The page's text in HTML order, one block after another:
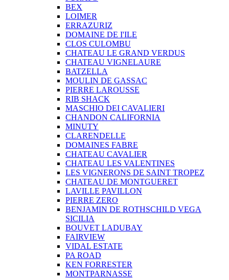
BEX
LOIMER
ERRAZURIZ
DOMAINE DE I'ILE
CLOS CULOMBU
CHATEAU LE GRAND VERDUS
CHATEAU VIGNELAURE
BATZELLA
MOULIN DE GASSAC
PIERRE LAROUSSE
RIB SHACK
MASCHIO DEI CAVALIERI
CHANDON CALIFORNIA
MINUTY
CLARENDELLE
DOMAINES FABRE
CHATEAU CAVALIER
CHATEAU LES VALENTINES
LES VIGNERONS DE SAINT TROPEZ
CHATEAU DE MONTGUERET
LAVILLE PAVILLON
PIERRE ZERO
BENJAMIN DE ROTHSCHILD VEGA
SICILIA
BOUVET LADUBAY
FAIRVIEW
VIDAL ESTATE
PA ROAD
KEN FORRESTER
MONTPARNASSE